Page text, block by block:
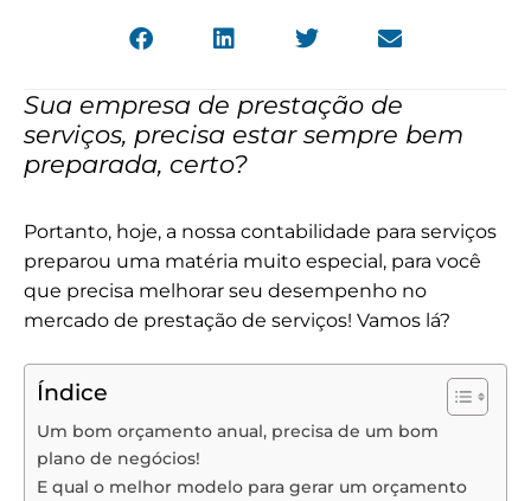
Sua empresa de prestação de
serviços, precisa estar sempre bem
preparada, certo?
Portanto, hoje, a nossa contabilidade para serviços
preparou uma matéria muito especial, para você
que precisa melhorar seu desempenho no
mercado de prestação de serviços! Vamos lá?
Índice
Um bom orçamento anual, precisa de um bom
plano de negócios!
E qual o melhor modelo para gerar um orçamento